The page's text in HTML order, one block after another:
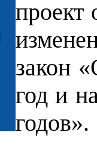
проект
закон
год и
годов».